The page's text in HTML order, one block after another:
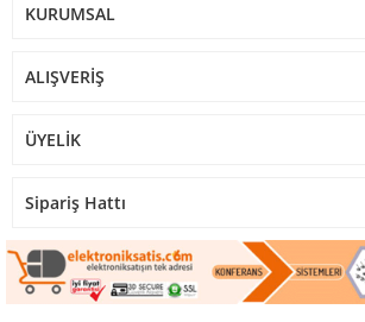
KURUMSAL
ALIŞVERİŞ
ÜYELİK
Sipariş Hattı